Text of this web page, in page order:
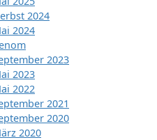
2024
2024
2023
2023
2022
2021
2020
2020